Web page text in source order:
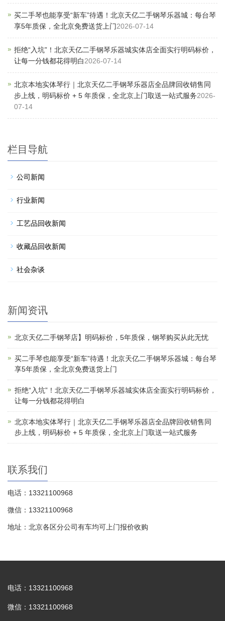
买二手琴也能享受“新车”待遇！北京天亿二手钢琴乐器城：每台琴
享5年质保，全北京免费送货上门2026-07-14
拒绝“入坑”！北京天亿二手钢琴乐器城实体店全面实行明码标价，
让每一分钱都花得明白2026-07-14
北京本地实体琴行｜北京天亿二手钢琴乐器店全品牌回收销售同
步上线，明码标价 + 5 年质保，全北京上门取送一站式服务2026-
07-14
栏目导航
公司新闻
行业新闻
工艺品回收新闻
收藏品回收新闻
社会杂谈
新闻资讯
北京天亿二手钢琴店】明码标价，5年质保，钢琴购买从此无忧
买二手琴也能享受“新车”待遇！北京天亿二手钢琴乐器城：每台琴
享5年质保，全北京免费送货上门
拒绝“入坑”！北京天亿二手钢琴乐器城实体店全面实行明码标价，
让每一分钱都花得明白
北京本地实体琴行｜北京天亿二手钢琴乐器店全品牌回收销售同
步上线，明码标价 + 5 年质保，全北京上门取送一站式服务
联系我们
电话：13321100968
微信：13321100968
地址：北京各区分公司有车均可上门报价收购
电话：13321100968
微信：13321100968